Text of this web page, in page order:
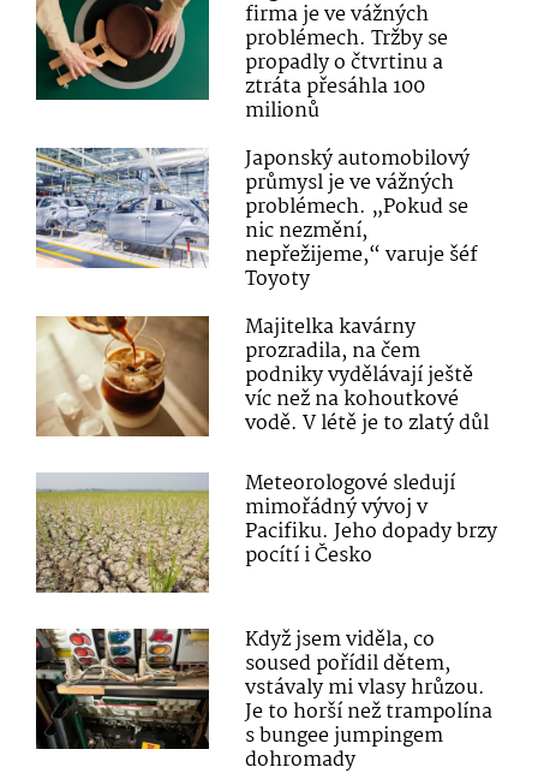
firma je ve vážných
problémech. Tržby se
propadly o čtvrtinu a
ztráta přesáhla 100
milionů
Japonský automobilový
průmysl je ve vážných
problémech. „Pokud se
nic nezmění,
nepřežijeme,“ varuje šéf
Toyoty
Majitelka kavárny
prozradila, na čem
podniky vydělávají ještě
víc než na kohoutkové
vodě. V létě je to zlatý důl
Meteorologové sledují
mimořádný vývoj v
Pacifiku. Jeho dopady brzy
pocítí i Česko
Když jsem viděla, co
soused pořídil dětem,
vstávaly mi vlasy hrůzou.
Je to horší než trampolína
s bungee jumpingem
dohromady